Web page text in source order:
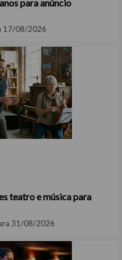
para anúncio
17/08/2026
teatro e música para
31/08/2026